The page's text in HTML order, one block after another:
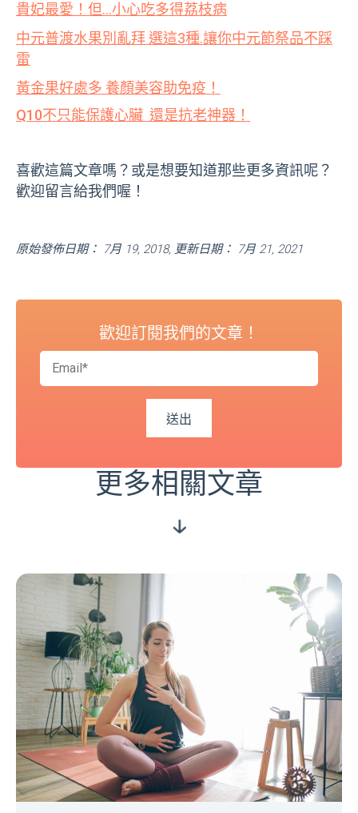
貴妃最愛！但…小心吃多得荔枝病
中元普渡水果別亂拜 選這3種.讓你中元節祭品不踩
雷
黃金果好處多 養顏美容助免疫！
Q10不只能保護心臟 還是抗老神器！
喜歡這篇文章嗎？或是想要知道那些更多資訊呢？
歡迎留言給我們喔！
原始發佈日期： 7月 19, 2018, 更新日期： 7月 21, 2021
歡迎訂閱我們的文章！
更多相關文章